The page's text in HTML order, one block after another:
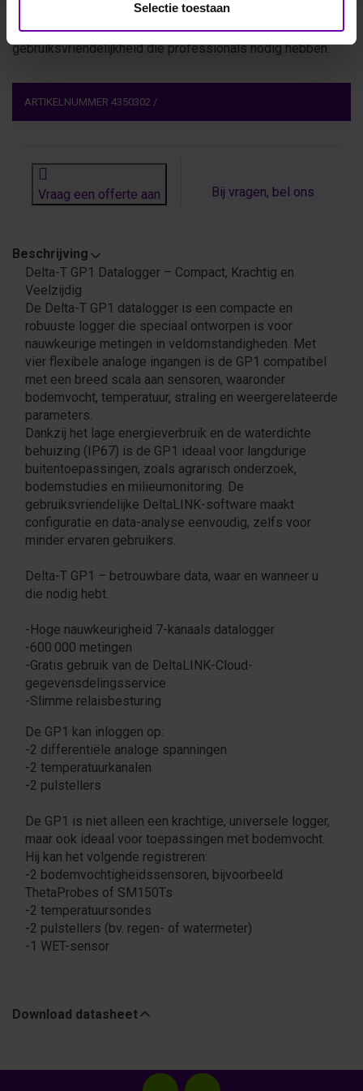
Selectie toestaan
gedetailleerde wetenschappelijke analyses, de Delta-T
GP1 datalogger levert de nauwkeurigheid, stabiliteit en
gebruiksvriendelijkheid die professionals nodig hebben.
ARTIKELNUMMER 4350302 /
Vraag een offerte aan Bij vragen, bel ons
Beschrijving
Delta-T GP1 Datalogger – Compact, Krachtig en
Veelzijdig
De Delta-T GP1 datalogger is een compacte en
robuuste logger die speciaal ontworpen is voor
nauwkeurige metingen in veldomstandigheden. Met
vier flexibele analoge ingangen is de GP1 compatibel
met een breed scala aan sensoren, waaronder
bodemvocht, temperatuur, straling en weergerelateerde
parameters.
Dankzij het lage energieverbruik en de waterdichte
behuizing (IP67) is de GP1 ideaal voor langdurige
buitentoepassingen, zoals agrarisch onderzoek,
bodemstudies en milieumonitoring. De
gebruiksvriendelijke DeltaLINK-software maakt
configuratie en data-analyse eenvoudig, zelfs voor
minder ervaren gebruikers.
Delta-T GP1 – betrouwbare data, waar en wanneer u
die nodig hebt.
-Hoge nauwkeurigheid 7-kanaals datalogger
-600.000 metingen
-Gratis gebruik van de DeltaLINK-Cloud-
gegevensdelingsservice
-Slimme relaisbesturing
De GP1 kan inloggen op:
-2 differentiële analoge spanningen
-2 temperatuurkanalen
-2 pulstellers
De GP1 is niet alleen een krachtige, universele logger,
maar ook ideaal voor toepassingen met bodemvocht.
Hij kan het volgende registreren:
-2 bodemvochtigheidssensoren, bijvoorbeeld
ThetaProbes of SM150Ts
-2 temperatuursondes
-2 pulstellers (bv. regen- of watermeter)
-1 WET-sensor
Download datasheet